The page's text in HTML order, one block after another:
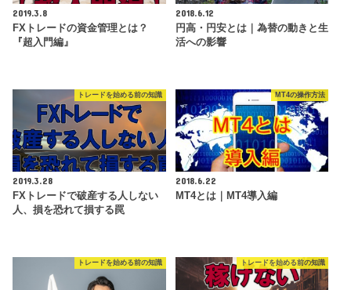
2019.3.8
FXトレードの資金管理とは？
『超入門編』
2018.6.12
円高・円安とは｜為替の動きと生
活への影響
トレードを始める前の知識
2019.3.28
FXトレードで破産する人しない
人、損を恐れて損する罠
MT4の操作方法
2018.6.22
MT4とは｜MT4導入編
トレードを始める前の知識 トレードを始める前の知識